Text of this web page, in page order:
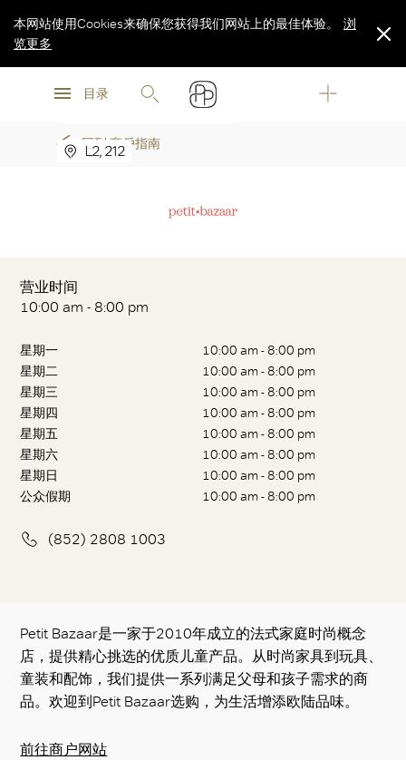
浏
目录
本网站使用Cookies来确保您获得我们网站上的最佳体验。
浏
览更多
回到 商戶指南
PETIT BAZAAR
L2, 212
营业时间
10:00 am - 8:00 pm
星期一
10:00 am - 8:00 pm
星期二
10:00 am - 8:00 pm
星期三
10:00 am - 8:00 pm
星期四
10:00 am - 8:00 pm
星期五
10:00 am - 8:00 pm
星期六
10:00 am - 8:00 pm
星期日
10:00 am - 8:00 pm
公众假期
10:00 am - 8:00 pm
(852) 2808 1003
Petit Bazaar是一家于2010年成立的法式家庭时尚概念
店，提供精心挑选的优质儿童产品。从时尚家具到玩具、
童装和配饰，我们提供一系列满足父母和孩子需求的商
品。欢迎到Petit Bazaar选购，为生活增添欧陆品味。
前往商户网站